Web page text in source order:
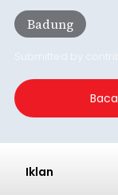
Pejuang Dialisis
Ruang Kertha
(9/8/2026).
Badung
Iklan